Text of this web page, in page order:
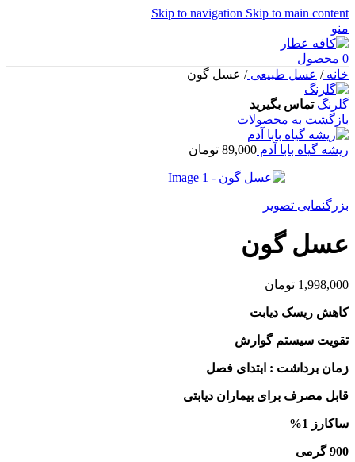
Skip to navigation Skip to main content
منو
0 محصول
خانه/ عسل طبیعی/ عسل گون
گلرنگتماس بگیرید
بازگشت به محصولات
ریشه گیاه بابا آدم 89,000 تومان
بزرگنمایی تصویر
عسل گون
1,998,000 تومان
کاهش ریسک دیابت
تقویت سیستم گوارش
زمان برداشت : ابتدای فصل
قابل مصرف برای بیماران دیابتی
ساکارز 1%
900 گرمی